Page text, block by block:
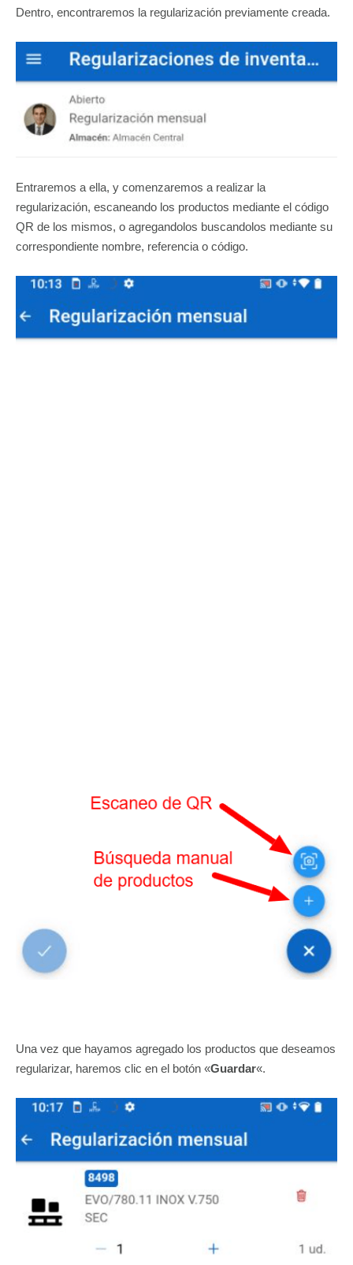
Dentro, encontraremos la regularización previamente creada.
Entraremos a ella, y comenzaremos a realizar la
regularización, escaneando los productos mediante el código
QR de los mismos, o agregandolos buscandolos mediante su
correspondiente nombre, referencia o código.
Una vez que hayamos agregado los productos que deseamos
regularizar, haremos clic en el botón «Guardar«.